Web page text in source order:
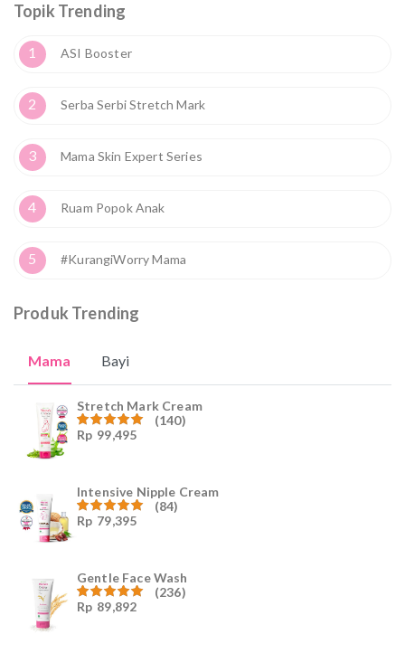
Topik Trending
1 ASI Booster
2 Serba Serbi Stretch Mark
3 Mama Skin Expert Series
4 Ruam Popok Anak
5 #KurangiWorry Mama
Produk Trending
Mama Bayi
Stretch Mark Cream
Dinilai
(140)
Rp 99,495
Intensive Nipple Cream
Dinilai
(84)
Rp 79,395
Gentle Face Wash
Dinilai
(236)
Rp 89,892